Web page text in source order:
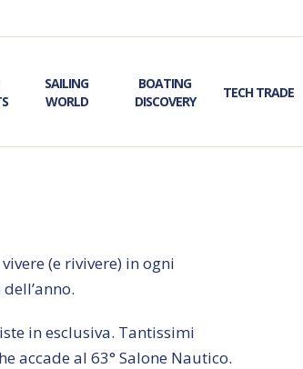
SAILING
WORLD
BOATING
DISCOVERY
TECH TRADE
(e rivivere) in ogni
in esclusiva. Tantissimi
accade al 63° Salone Nautico.